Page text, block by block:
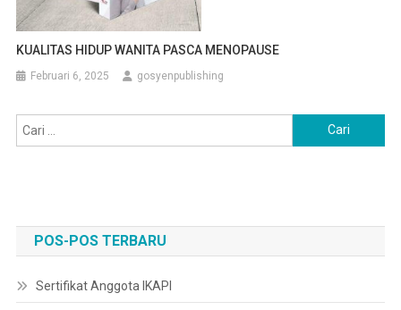
KUALITAS HIDUP WANITA PASCA MENOPAUSE
Februari 6, 2025 gosyenpublishing
untuk:
POS-POS TERBARU
Sertifikat Anggota IKAPI